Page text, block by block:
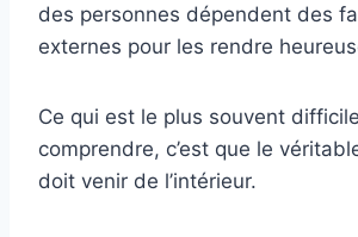
des personnes dépendent des
externes pour les rendre
Ce qui est le plus souvent
comprendre, c’est que le
doit venir de l’intérieur.